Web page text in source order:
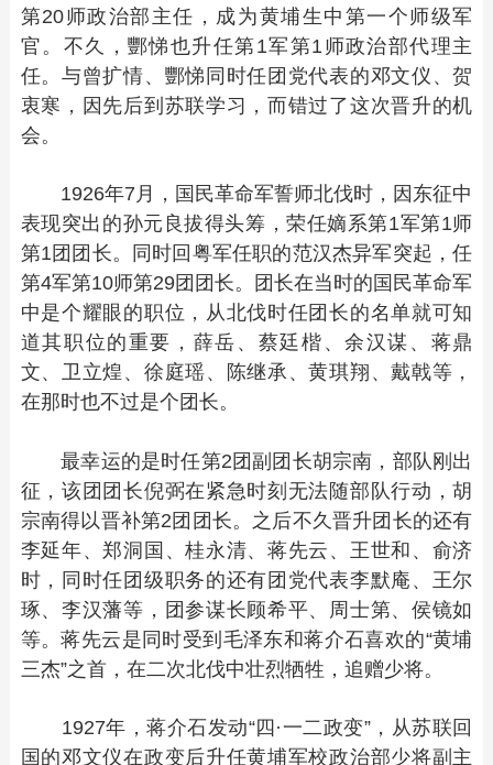
第20师政治部主任，成为黄埔生中第一个师级军
官。不久，酆悌也升任第1军第1师政治部代理主
任。与曾扩情、酆悌同时任团党代表的邓文仪、贺
衷寒，因先后到苏联学习，而错过了这次晋升的机
会。
1926年7月，国民革命军誓师北伐时，因东征中
表现突出的孙元良拔得头筹，荣任嫡系第1军第1师
第1团团长。同时回粤军任职的范汉杰异军突起，任
第4军第10师第29团团长。团长在当时的国民革命军
中是个耀眼的职位，从北伐时任团长的名单就可知
道其职位的重要，薛岳、蔡廷楷、余汉谋、蒋鼎
文、卫立煌、徐庭瑶、陈继承、黄琪翔、戴戟等，
在那时也不过是个团长。
最幸运的是时任第2团副团长胡宗南，部队刚出
征，该团团长倪弼在紧急时刻无法随部队行动，胡
宗南得以晋补第2团团长。之后不久晋升团长的还有
李延年、郑洞国、桂永清、蒋先云、王世和、俞济
时，同时任团级职务的还有团党代表李默庵、王尔
琢、李汉藩等，团参谋长顾希平、周士第、侯镜如
等。蒋先云是同时受到毛泽东和蒋介石喜欢的“黄埔
三杰”之首，在二次北伐中壮烈牺牲，追赠少将。
1927年，蒋介石发动“四·一二政变”，从苏联回
国的邓文仪在政变后升任黄埔军校政治部少将副主